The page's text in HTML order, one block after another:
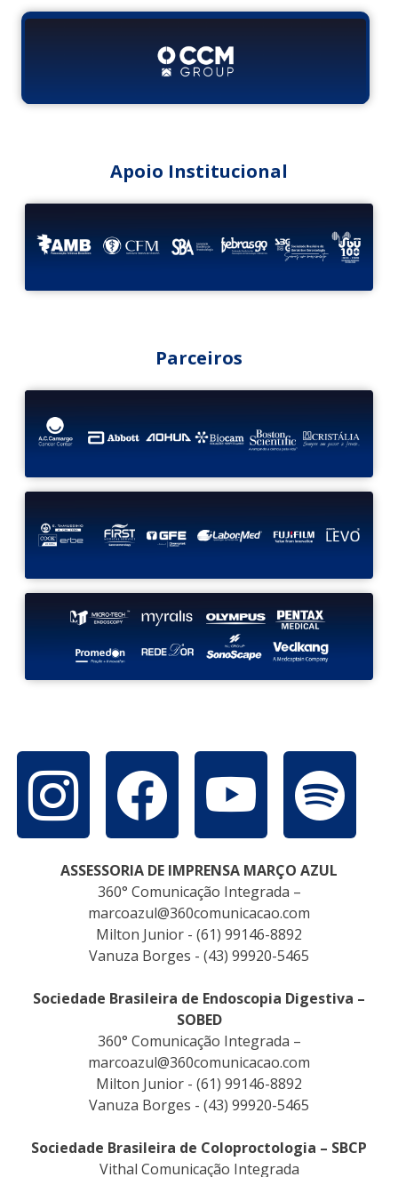
Apoio Institucional
Parceiros
ASSESSORIA DE IMPRENSA MARÇO AZUL
360° Comunicação Integrada –
marcoazul@360comunicacao.com
Milton Junior - (61) 99146-8892
Vanuza Borges - (43) 99920-5465
Sociedade Brasileira de Endoscopia Digestiva –
SOBED
360° Comunicação Integrada –
marcoazul@360comunicacao.com
Milton Junior - (61) 99146-8892
Vanuza Borges - (43) 99920-5465
Sociedade Brasileira de Coloproctologia – SBCP
Vithal Comunicação Integrada